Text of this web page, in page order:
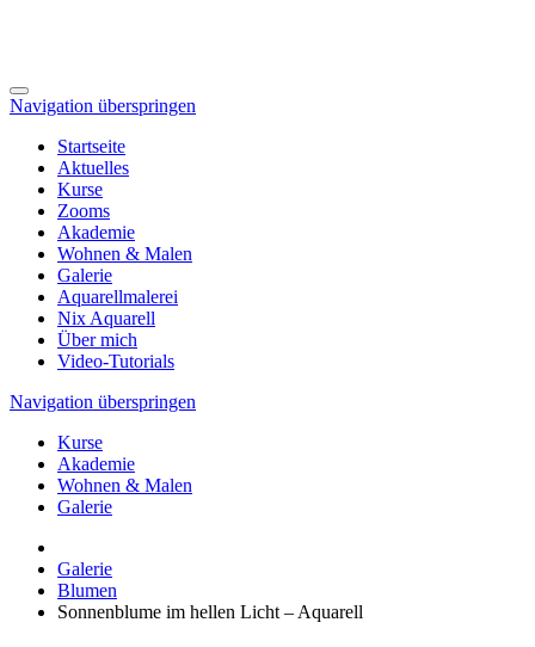
Navigation überspringen
Startseite
Aktuelles
Kurse
Zooms
Akademie
Wohnen & Malen
Galerie
Aquarellmalerei
Nix Aquarell
Über mich
Video-Tutorials
Navigation überspringen
Kurse
Akademie
Wohnen & Malen
Galerie
Galerie
Blumen
Sonnenblume im hellen Licht – Aquarell